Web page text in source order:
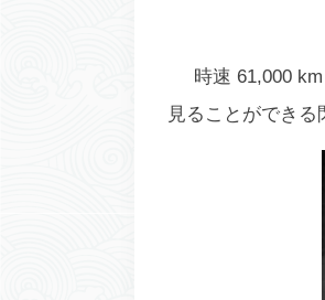
時速 61,000
見ることができる